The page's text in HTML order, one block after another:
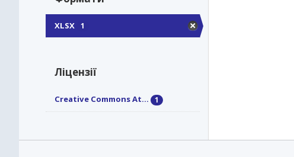
XLSX 1
Ліцензії
Creative Commons At... 1